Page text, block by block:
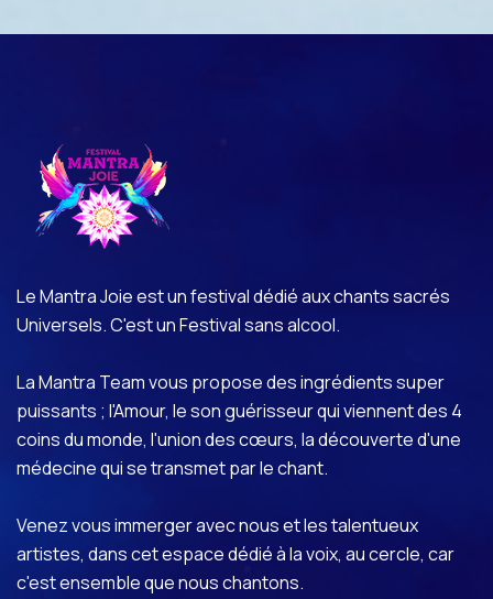
Le Mantra Joie est un festival dédié aux chants sacrés
Universels. C'est un Festival sans alcool.
La Mantra Team vous propose des ingrédients super
puissants ; l'Amour, le son guérisseur qui viennent des 4
coins du monde, l'union des cœurs, la découverte d'une
médecine qui se transmet par le chant.
Venez vous immerger avec nous et les talentueux
artistes, dans cet espace dédié à la voix, au cercle, car
c'est ensemble que nous chantons.